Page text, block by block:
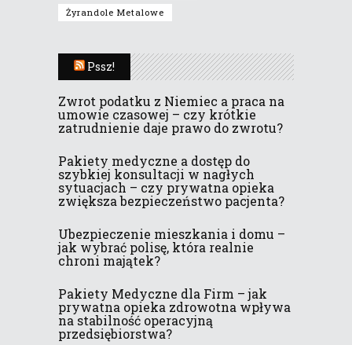
Żyrandole Metalowe
Pssz!
Zwrot podatku z Niemiec a praca na
umowie czasowej – czy krótkie
zatrudnienie daje prawo do zwrotu?
Pakiety medyczne a dostęp do
szybkiej konsultacji w nagłych
sytuacjach – czy prywatna opieka
zwiększa bezpieczeństwo pacjenta?
Ubezpieczenie mieszkania i domu –
jak wybrać polisę, która realnie
chroni majątek?
Pakiety Medyczne dla Firm – jak
prywatna opieka zdrowotna wpływa
na stabilność operacyjną
przedsiębiorstwa?